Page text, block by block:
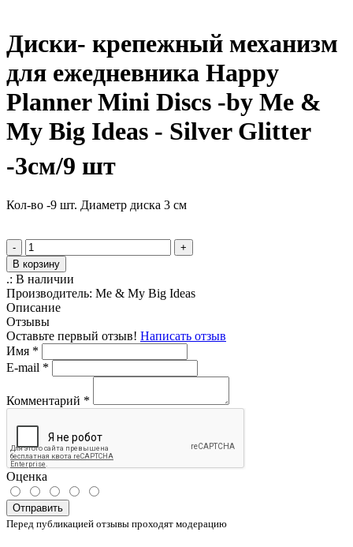
Диски- крепежный механизм
для ежедневника Happy
Planner Mini Discs -by Me &
My Big Ideas - Silver Glitter
-3см/9 шт
Кол-во -9 шт. Диаметр диска 3 см
-
+
В корзину
.: В наличии
Производитель: Me & My Big Ideas
Описание
Отзывы
Оставьте первый отзыв! Написать отзыв
Имя *
E-mail *
Комментарий *
Оценка
Отправить
Перед публикацией отзывы проходят модерацию